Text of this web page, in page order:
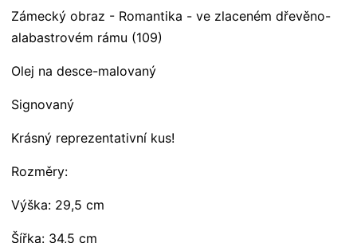
Zámecký obraz - Romantika - ve zlaceném dřevěno-
alabastrovém rámu (109)
Olej na desce-malovaný
Signovaný
Krásný reprezentativní kus!
Rozměry:
Výška: 29,5 cm
Šířka: 34,5 cm